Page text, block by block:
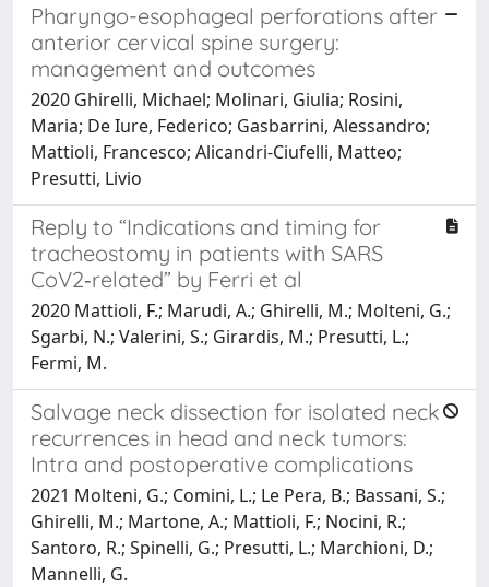
Pharyngo-esophageal perforations after
anterior cervical spine surgery:
management and outcomes
2020 Ghirelli, Michael; Molinari, Giulia; Rosini,
Maria; De Iure, Federico; Gasbarrini, Alessandro;
Mattioli, Francesco; Alicandri-Ciufelli, Matteo;
Presutti, Livio
Reply to “Indications and timing for
tracheostomy in patients with SARS
CoV2‐related” by Ferri et al
2020 Mattioli, F.; Marudi, A.; Ghirelli, M.; Molteni, G.;
Sgarbi, N.; Valerini, S.; Girardis, M.; Presutti, L.;
Fermi, M.
Salvage neck dissection for isolated neck
recurrences in head and neck tumors:
Intra and postoperative complications
2021 Molteni, G.; Comini, L.; Le Pera, B.; Bassani, S.;
Ghirelli, M.; Martone, A.; Mattioli, F.; Nocini, R.;
Santoro, R.; Spinelli, G.; Presutti, L.; Marchioni, D.;
Mannelli, G.